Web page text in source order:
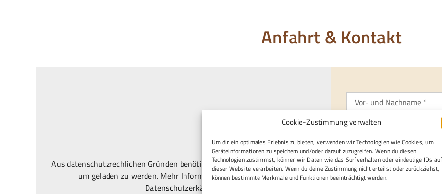
Cookie-Zustimmung verwalten
Um dir ein optimales Erlebnis zu bieten, verwenden wir Technologien wie Cookies, um
Geräteinformationen zu speichern und/oder darauf zuzugreifen. Wenn du diesen
Technologien zustimmst, können wir Daten wie das Surfverhalten oder eindeutige IDs auf
dieser Website verarbeiten. Wenn du deine Zustimmung nicht erteilst oder zurückziehst,
können bestimmte Merkmale und Funktionen beeinträchtigt werden.
Anfahrt & Kontakt
Aus datenschutzrechlichen Gründen benötigt Google Maps Ihre Einwilligung
um geladen zu werden. Mehr Informationen finden Sie unter
Datenschutzerkärung
Gewünschte
Per E-Mail
Per Post